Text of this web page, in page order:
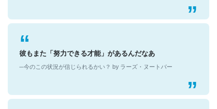
彼もまた「努力できる才能」があるんだなあ